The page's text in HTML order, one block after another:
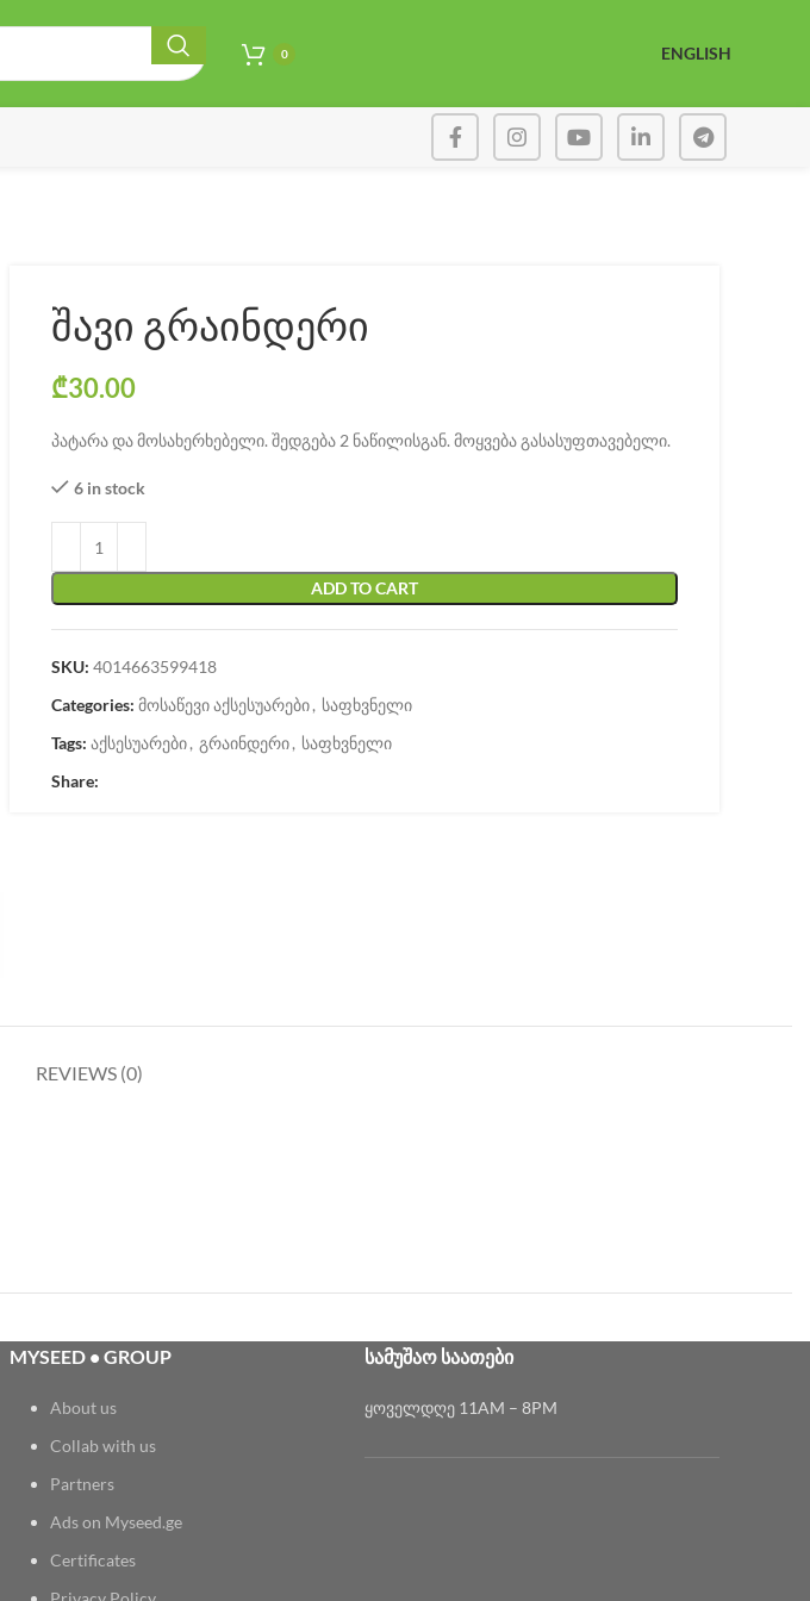
0 ENGLISH
შავი გრაინდერი
₾30.00
პატარა და მოსახერხებელი. შედგება 2 ნაწილისგან. მოყვება გასასუფთავებელი.
6 in stock
ADD TO CART
SKU: 4014663599418
Categories: მოსაწევი აქსესუარები, საფხვნელი
Tags: აქსესუარები, გრაინდერი, საფხვნელი
Share:
REVIEWS (0)
MYSEED • GROUP
About us
Collab with us
Partners
Ads on Myseed.ge
Certificates
ᲡᲐᲛᲣᲨᲐᲝ ᲡᲐᲐᲗᲔᲑᲘ
ყოველდღე 11AM – 8PM